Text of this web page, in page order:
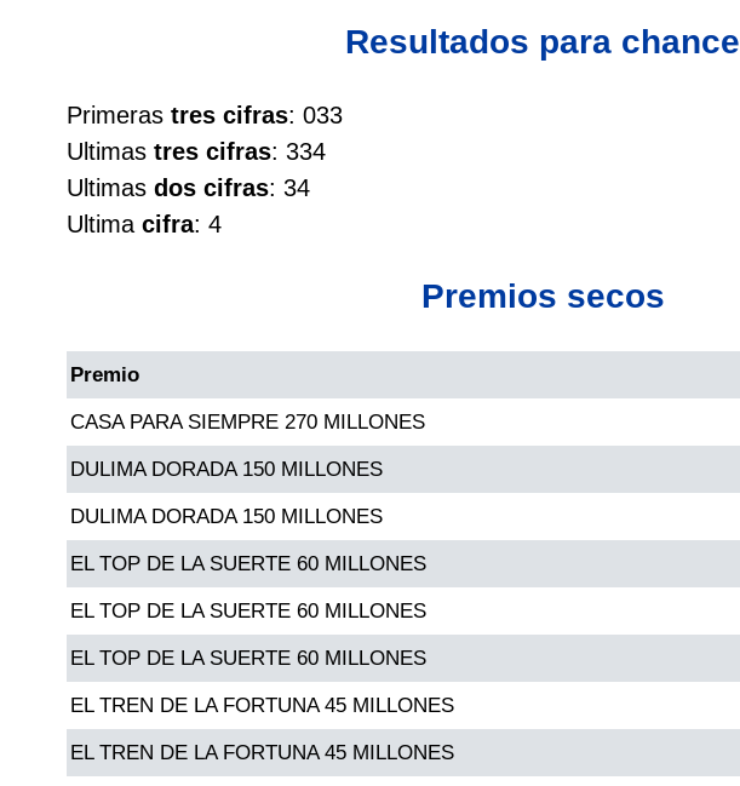
Astro Luna
Caribeña Noche
Chontico Día
Chontico Noche
Culona día
Culona noche
Resultados para chance
Primeras tres cifras: 033
Ultimas tres cifras: 334
Ultimas dos cifras: 34
Ultima cifra: 4
Premios secos
Premio
CASA PARA SIEMPRE 270 MILLONES
DULIMA DORADA 150 MILLONES
DULIMA DORADA 150 MILLONES
EL TOP DE LA SUERTE 60 MILLONES
EL TOP DE LA SUERTE 60 MILLONES
EL TOP DE LA SUERTE 60 MILLONES
EL TREN DE LA FORTUNA 45 MILLONES
EL TREN DE LA FORTUNA 45 MILLONES